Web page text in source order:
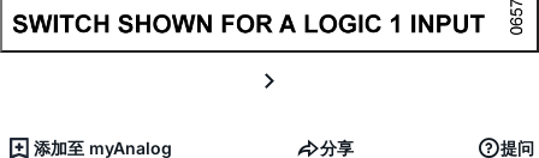
添加至 myAnalog 分享 提问